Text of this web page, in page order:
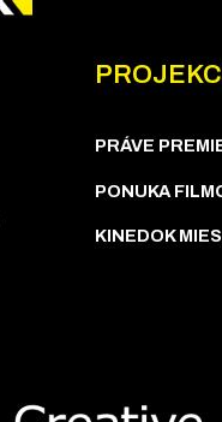
PRÁVE
PONUKA
KINEDOK